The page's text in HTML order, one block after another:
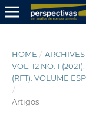
HOME / ARCHIVES
VOL. 12 NO. 1
(RFT): VOLUME
/
Artigos